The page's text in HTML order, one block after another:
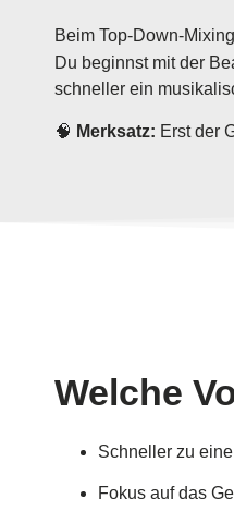
Beim Top-Down-
Du beginnst mit der
schneller ein
🧠 Merksatz: Erst der
Welche
Schneller zu
Fokus auf das